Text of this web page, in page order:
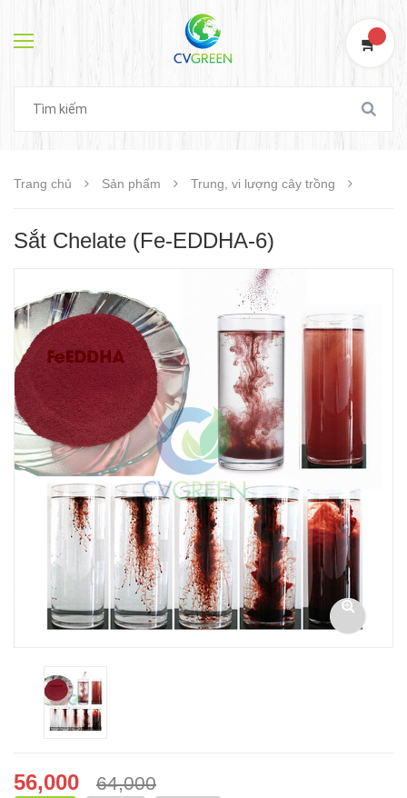
Trang chủ Sản phẩm Trung, vi lượng cây trồng
Sắt Chelate (Fe-EDDHA-6)
56,000 64,000